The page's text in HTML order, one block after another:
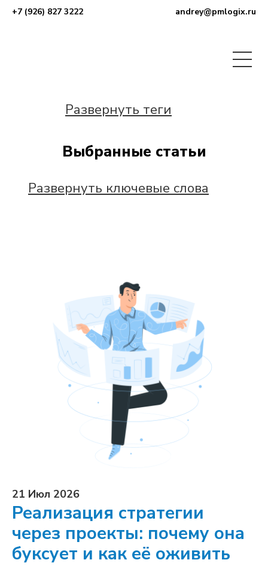
+7 (926) 827 3222 andrey@pmlogix.ru
Развернуть теги
Выбранные статьи
Развернуть ключевые слова
21 Июл 2026
Реализация стратегии
через проекты: почему она
буксует и как её оживить